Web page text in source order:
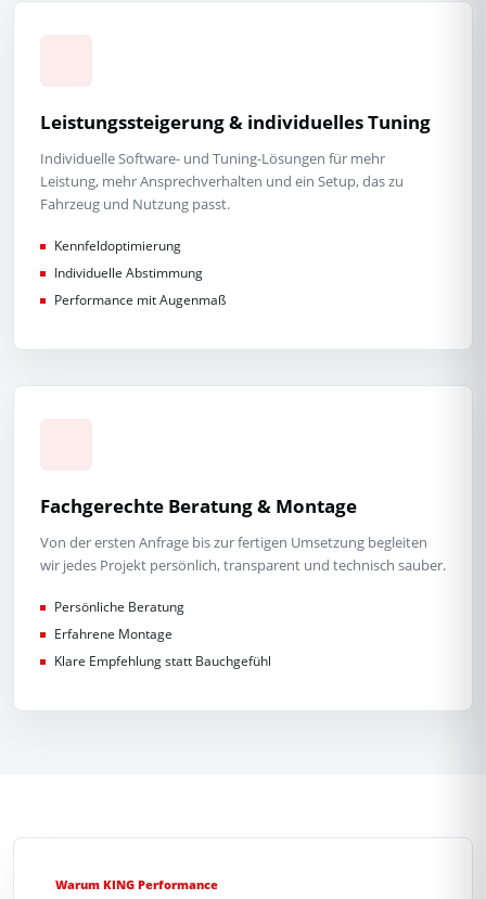
Leistungssteigerung & individuelles Tuning
Individuelle Software- und Tuning-Lösungen für mehr
Leistung, mehr Ansprechverhalten und ein Setup, das zu
Fahrzeug und Nutzung passt.
Kennfeldoptimierung
Individuelle Abstimmung
Performance mit Augenmaß
Fachgerechte Beratung & Montage
Von der ersten Anfrage bis zur fertigen Umsetzung begleiten
wir jedes Projekt persönlich, transparent und technisch sauber.
Persönliche Beratung
Erfahrene Montage
Klare Empfehlung statt Bauchgefühl
Warum KING Performance